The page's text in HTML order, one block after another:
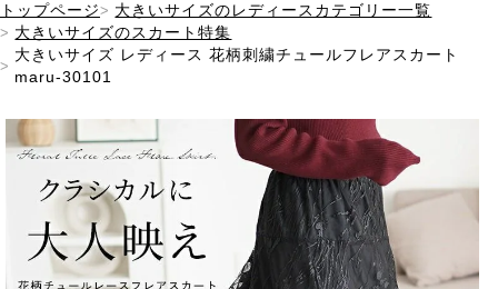
トップページ
大きいサイズのレディースカテゴリー一覧
大きいサイズのスカート特集
大きいサイズ レディース 花柄刺繍チュールフレアスカート
maru-30101